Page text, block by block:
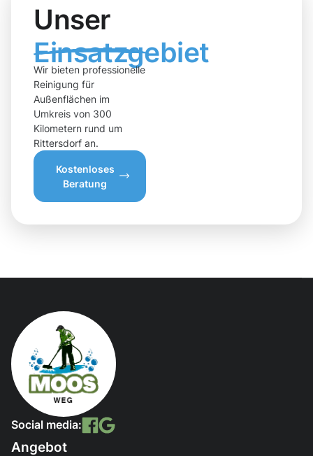
Unser
Einsatzgebiet
Wir bieten professionelle
Reinigung für
Außenflächen im
Umkreis von 300
Kilometern rund um
Rittersdorf an.
Kostenloses
Beratung
Social media:
Angebot